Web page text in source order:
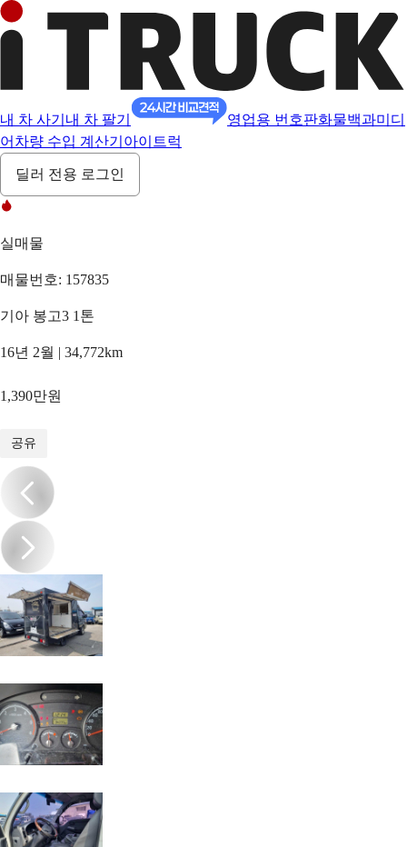
내 차 사기 내 차 팔기 영업용 번호판화물백과미디
어 차량 수입 계산기 아이트럭
딜러 전용 로그인
실매물
매물번호: 157835
기아 봉고3 1톤
16년 2월 | 34,772km
1,390만원
공유
/9